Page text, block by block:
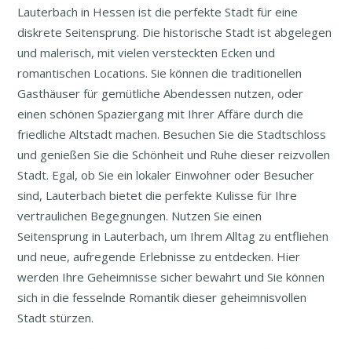
Lauterbach in Hessen ist die perfekte Stadt für eine
diskrete Seitensprung. Die historische Stadt ist abgelegen
und malerisch, mit vielen versteckten Ecken und
romantischen Locations. Sie können die traditionellen
Gasthäuser für gemütliche Abendessen nutzen, oder
einen schönen Spaziergang mit Ihrer Affäre durch die
friedliche Altstadt machen. Besuchen Sie die Stadtschloss
und genießen Sie die Schönheit und Ruhe dieser reizvollen
Stadt. Egal, ob Sie ein lokaler Einwohner oder Besucher
sind, Lauterbach bietet die perfekte Kulisse für Ihre
vertraulichen Begegnungen. Nutzen Sie einen
Seitensprung in Lauterbach, um Ihrem Alltag zu entfliehen
und neue, aufregende Erlebnisse zu entdecken. Hier
werden Ihre Geheimnisse sicher bewahrt und Sie können
sich in die fesselnde Romantik dieser geheimnisvollen
Stadt stürzen.